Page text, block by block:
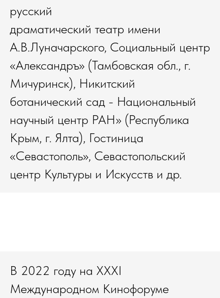
русский
драматический театр имени
А.В.Луначарского, Социальный центр
«Александръ» (Тамбовская обл., г.
Мичуринск), Никитский
ботанический сад - Национальный
научный центр РАН» (Республика
Крым, г. Ялта), Гостиница
«Севастополь», Севастопольский
центр Культуры и Искусств и др.
В 2022 году на XXXI
Международном Кинофоруме